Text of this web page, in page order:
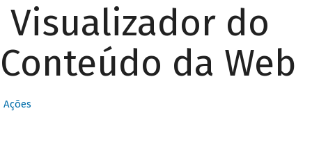
Visualizador do
Conteúdo da Web
Ações